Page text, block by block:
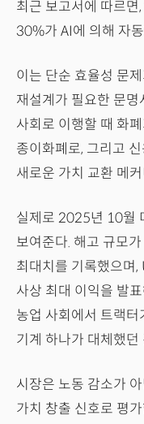
최근 보고서에 따르
30%가 AI에 의해 자
이는 단순 효율성 문
재설계가 필요한 문
사회로 이행할 때 화
종이화폐로, 그리고
새로운 가치 교환 메
실제로 2025년 10월
보여준다. 해고 규모
최대치를 기록했으며
사상 최대 이익을 발
농업 사회에서 트랙
기계 하나가 대체했던
시장은 노동 감소가
가치 창출 신호로 평